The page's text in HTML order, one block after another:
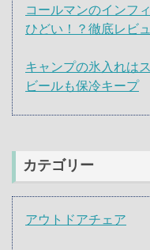
コールマンのインフ
ひどい！？徹底レビュ
キャンプの氷入れは
ビールも保冷キープ
カテゴリー
アウトドアチェア